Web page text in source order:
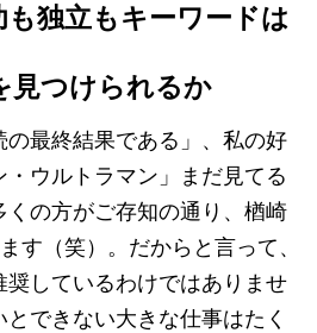
独立もキーワードは
見つけられるか
の最終結果である」、私の好
ウルトラマン」まだ見てる
くの方がご存知の通り、楢崎
す（笑）。だからと言って、
しているわけではありませ
できない大きな仕事はたく